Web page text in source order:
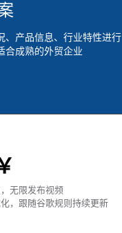
、产品信息、行业特性进行
合成熟的外贸企业
无限发布视频
，跟随谷歌规则持续更新